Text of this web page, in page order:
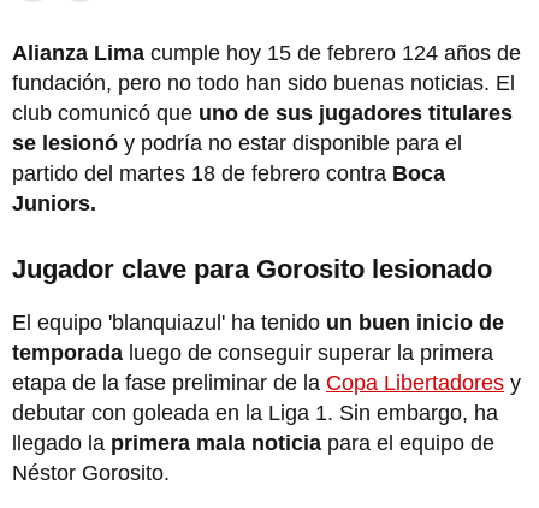
Alianza Lima cumple hoy 15 de febrero 124 años de
fundación, pero no todo han sido buenas noticias. El
club comunicó que uno de sus jugadores titulares
se lesionó y podría no estar disponible para el
partido del martes 18 de febrero contra Boca
Juniors.
Jugador clave para Gorosito lesionado
El equipo 'blanquiazul' ha tenido un buen inicio de
temporada luego de conseguir superar la primera
etapa de la fase preliminar de la Copa Libertadores y
debutar con goleada en la Liga 1. Sin embargo, ha
llegado la primera mala noticia para el equipo de
Néstor Gorosito.